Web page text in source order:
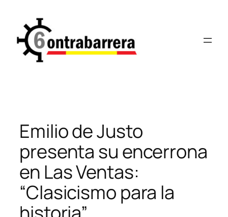
contenido
Emilio de Justo
presenta su encerrona
en Las Ventas:
“Clasicismo para la